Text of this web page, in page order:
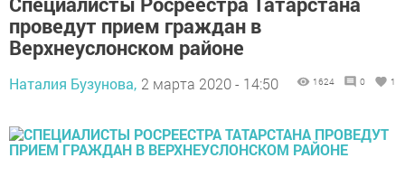
проведут прием граждан в
Верхнеуслонском районе
Наталия Бузунова, 2 марта 2020 - 14:50 1624 0 1